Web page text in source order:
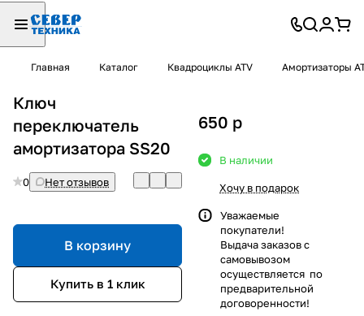
Главная Каталог Квадроциклы ATV Амортизаторы
Ключ
переключатель
амортизатора SS20
0 Нет отзывов
В корзину
Купить в 1 клик
650 p
В наличии
Хочу в подарок
Уважаемые
покупатели!
Выдача заказов с
самовывозом
осуществляется по
предварительной
договоренности!